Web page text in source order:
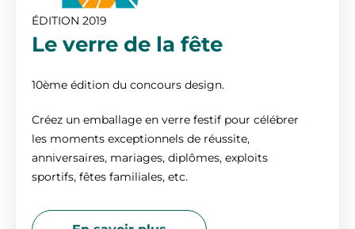
ÉDITION 2019
Le verre de la fête
10ème édition du concours design.
Créez un emballage en verre festif pour célébrer
les moments exceptionnels de réussite,
anniversaires, mariages, diplômes, exploits
sportifs, fêtes familiales, etc.